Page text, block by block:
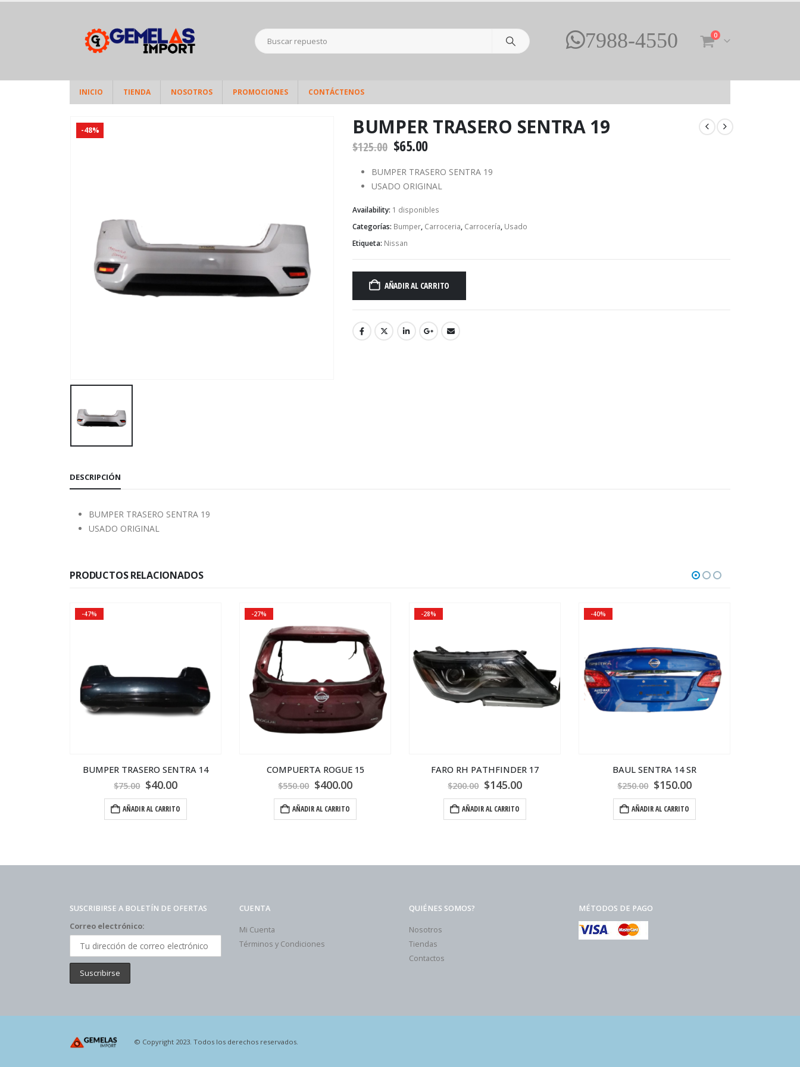
7988-4550 0
INICIO TIENDA NOSOTROS PROMOCIONES CONTÁCTENOS
-48% BUMPER TRASERO SENTRA 19
$125.00 $65.00
BUMPER TRASERO SENTRA 19
USADO ORIGINAL
Availability: 1 disponibles
Categorías: Bumper, Carroceria, Carrocería, Usado
Etiqueta: Nissan
AÑADIR AL CARRITO
DESCRIPCIÓN
BUMPER TRASERO SENTRA 19
USADO ORIGINAL
PRODUCTOS RELACIONADOS
-47%
BUMPER TRASERO SENTRA 14
$75.00 $40.00
AÑADIR AL CARRITO
-27%
COMPUERTA ROGUE 15
$550.00 $400.00
AÑADIR AL CARRITO
-28%
FARO RH PATHFINDER 17
$200.00 $145.00
AÑADIR AL CARRITO
-40%
BAUL SENTRA 14 SR
$250.00 $150.00
AÑADIR AL CARRITO
SUSCRIBIRSE A BOLETÍN DE OFERTAS
Correo electrónico:
CUENTA
Mi Cuenta
Términos y Condiciones
QUIÉNES SOMOS?
Nosotros
Tiendas
Contactos
MÉTODOS DE PAGO
© Copyright 2023. Todos los derechos reservados.